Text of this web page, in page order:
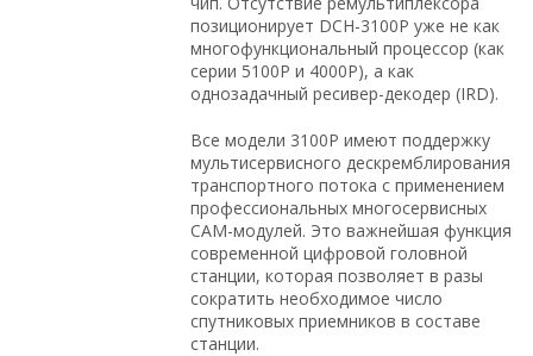
позиционирует DCH-3100P уже не как
многофункциональный процессор (как
серии 5100P и 4000P), а как
однозадачный ресивер-декодер (IRD).
Все модели 3100P имеют поддержку
мультисервисного дескремблирования
транспортного потока с применением
профессиональных многосервисных
CAM-модулей. Это важнейшая функция
современной цифровой головной
станции, которая позволяет в разы
сократить необходимое число
спутниковых приемников в составе
станции.